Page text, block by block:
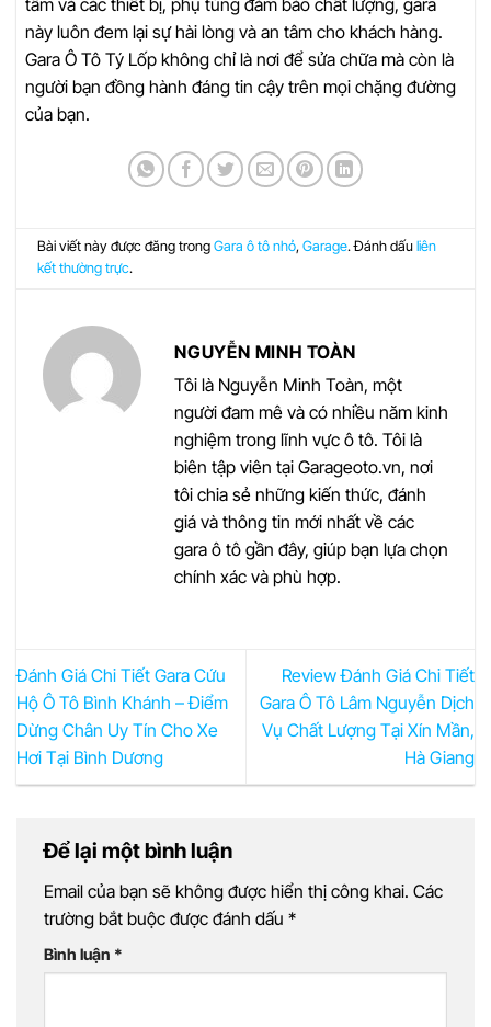
này luôn đem lại sự hài lòng và an tâm cho khách hàng.
Gara Ô Tô Tý Lốp không chỉ là nơi để sửa chữa mà còn là
người bạn đồng hành đáng tin cậy trên mọi chặng đường
của bạn.
Bài viết này được đăng trongGara ô tô nhỏ,Garage. Đánh dấuliên
kết thường trực.
NGUYỄN MINH TOÀN
Tôi là Nguyễn Minh Toàn, một
người đam mê và có nhiều năm kinh
nghiệm trong lĩnh vực ô tô. Tôi là
biên tập viên tại Garageoto.vn, nơi
tôi chia sẻ những kiến thức, đánh
giá và thông tin mới nhất về các
gara ô tô gần đây, giúp bạn lựa chọn
chính xác và phù hợp.
Đánh Giá Chi Tiết Gara Cứu
Hộ Ô Tô Bình Khánh – Điểm
Dừng Chân Uy Tín Cho Xe
Hơi Tại Bình Dương
Review Đánh Giá Chi Tiết
Gara Ô Tô Lâm Nguyễn Dịch
Vụ Chất Lượng Tại Xín Mần,
Hà Giang
Để lại một bình luận
Email của bạn sẽ không được hiển thị công khai. Các
trường bắt buộc được đánh dấu *
Bình luận *